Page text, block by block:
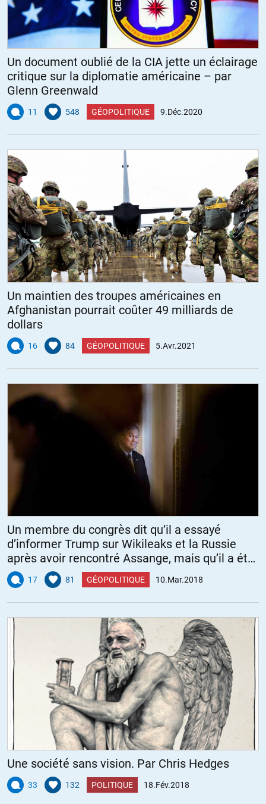
Un document oublié de la CIA jette un éclairage
critique sur la diplomatie américaine – par
Glenn Greenwald
11 548 GÉOPOLITIQUE 9.Déc.2020
Un maintien des troupes américaines en
Afghanistan pourrait coûter 49 milliards de
dollars
16 84 GÉOPOLITIQUE 5.Avr.2021
Un membre du congrès dit qu’il a essayé
d’informer Trump sur Wikileaks et la Russie
après avoir rencontré Assange, mais qu’il a été
bloqué
17 81 GÉOPOLITIQUE 10.Mar.2018
Une société sans vision. Par Chris Hedges
33 132 POLITIQUE 18.Fév.2018